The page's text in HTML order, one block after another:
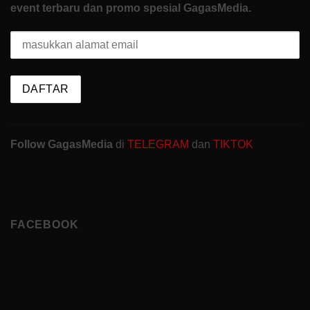
event terbaru dan promo spesial GagasMedia.
Follow GagasMedia di TELEGRAM dan TIKTOK
FACEBOOK